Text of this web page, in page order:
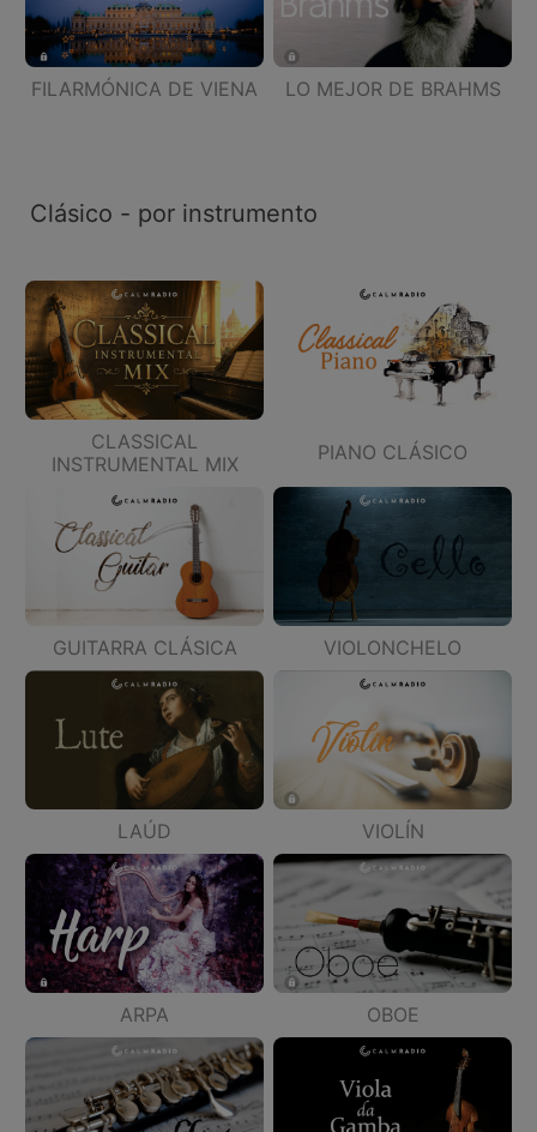
FILARMÓNICA DE VIENA LO MEJOR DE BRAHMS
Clásico - por instrumento
CLASSICAL
INSTRUMENTAL MIX
PIANO CLÁSICO
GUITARRA CLÁSICA VIOLONCHELO
LAÚD VIOLÍN
ARPA OBOE